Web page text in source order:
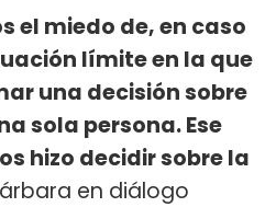
el miedo de, en caso
límite en la que
una decisión sobre
sola persona. Ese
hizo decidir sobre la
en diálogo